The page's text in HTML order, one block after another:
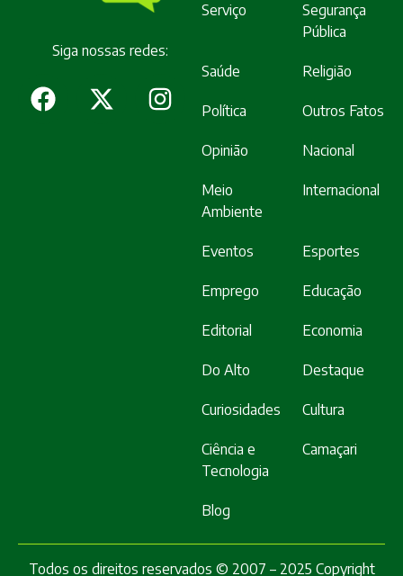
Siga nossas redes:
Serviço
Segurança
Pública
Saúde Religião
Política Outros Fatos
Opinião Nacional
Meio
Ambiente
Internacional
Eventos Esportes
Emprego Educação
Editorial Economia
Do Alto Destaque
Curiosidades Cultura
Ciência e
Tecnologia
Camaçari
Blog
Todos os direitos reservados © 2007 – 2025 Copyright